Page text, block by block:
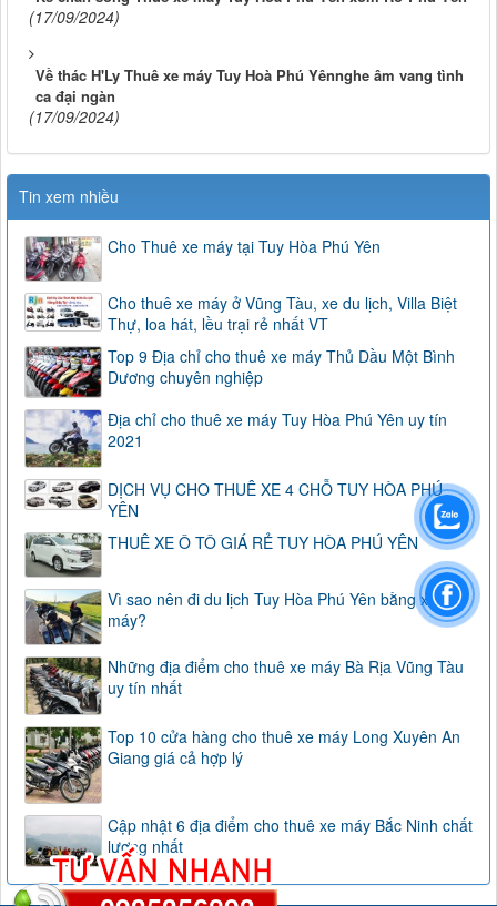
(17/09/2024)
Về thác H'Ly Thuê xe máy Tuy Hoà Phú Yênnghe âm vang tình
ca đại ngàn
(17/09/2024)
Tin xem nhiều
Cho Thuê xe máy tại Tuy Hòa Phú Yên
Cho thuê xe máy ở Vũng Tàu, xe du lịch, Villa Biệt
Thự, loa hát, lều trại rẻ nhất VT
Top 9 Địa chỉ cho thuê xe máy Thủ Dầu Một Bình
Dương chuyên nghiệp
Địa chỉ cho thuê xe máy Tuy Hòa Phú Yên uy tín
2021
DỊCH VỤ CHO THUÊ XE 4 CHỖ TUY HÒA PHÚ
YÊN
THUÊ XE Ô TÔ GIÁ RẺ TUY HÒA PHÚ YÊN
Vì sao nên đi du lịch Tuy Hòa Phú Yên bằng xe
máy?
Những địa điểm cho thuê xe máy Bà Rịa Vũng Tàu
uy tín nhất
Top 10 cửa hàng cho thuê xe máy Long Xuyên An
Giang giá cả hợp lý
Cập nhật 6 địa điểm cho thuê xe máy Bắc Ninh chất
lượng nhất